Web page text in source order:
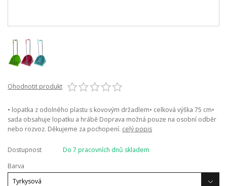
Ohodnotit produkt
• lopatka z odolného plastu s kovovým držadlem• celková výška 75 cm•
sada obsahuje lopatku a hrábě Doprava možná pouze na osobní odběr
nebo rozvoz. Děkujeme za pochopení. celý popis
Dostupnost
Do 7 pracovních dnů skladem
Barva